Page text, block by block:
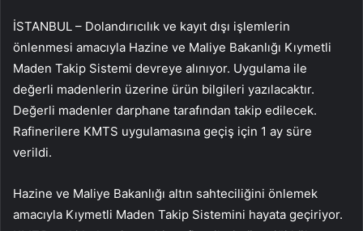
İSTANBUL – Dolandırıcılık ve kayıt dışı işlemlerin
önlenmesi amacıyla Hazine ve Maliye Bakanlığı Kıymetli
Maden Takip Sistemi devreye alınıyor. Uygulama ile
değerli madenlerin üzerine ürün bilgileri yazılacaktır.
Değerli madenler darphane tarafından takip edilecek.
Rafinerilere KMTS uygulamasına geçiş için 1 ay süre
verildi.
Hazine ve Maliye Bakanlığı altın sahteciliğini önlemek
amacıyla Kıymetli Maden Takip Sistemini hayata geçiriyor.